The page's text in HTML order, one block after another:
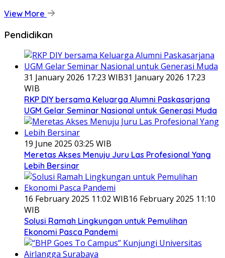
View More
Pendidikan
31 January 2026 17:23 WIB31 January 2026 17:23
WIB
RKP DIY bersama Keluarga Alumni Paskasarjana
UGM Gelar Seminar Nasional untuk Generasi Muda
19 June 2025 03:25 WIB
Meretas Akses Menuju Juru Las Profesional Yang
Lebih Bersinar
16 February 2025 11:02 WIB16 February 2025 11:10
WIB
Solusi Ramah Lingkungan untuk Pemulihan
Ekonomi Pasca Pandemi